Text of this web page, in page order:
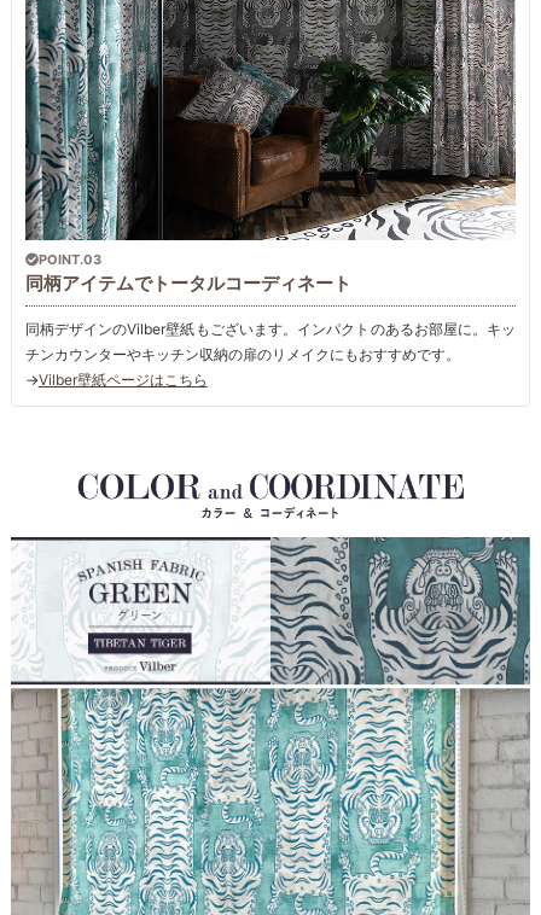
POINT.03
同柄アイテムでトータルコーディネート
同柄デザインのVilber壁紙もございます。インパクトのあるお部屋に。キッ
チンカウンターやキッチン収納の扉のリメイクにもおすすめです。
→Vilber壁紙ページはこちら